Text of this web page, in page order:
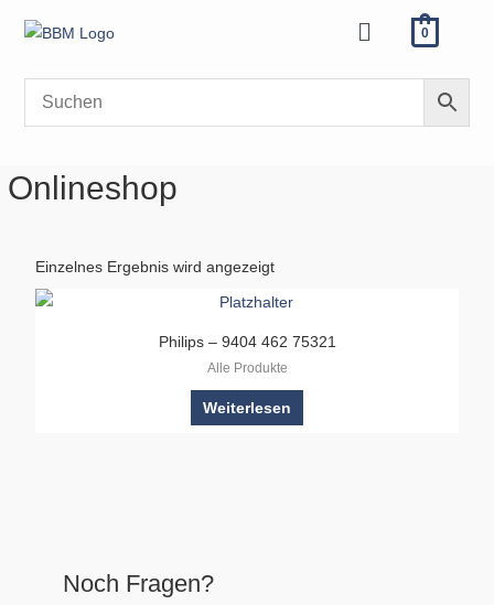
Inhalt
Menü 0
Onlineshop
Einzelnes Ergebnis wird angezeigt
Philips – 9404 462 75321
Alle Produkte
Weiterlesen
Noch Fragen?